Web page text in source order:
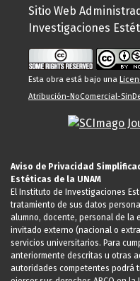
Sitio Web
Investigaciones
Esta obra está bajo una
Atribución-NoComercial-
Aviso de Privacidad
Estéticas de la UNAM
El Instituto de Investigaciones
tratamiento de sus datos
alumno, docente, personal de la
invitado externo (nacional o
servicios universitarios. Para
anteriormente descritas u otras
autoridades competentes podrá